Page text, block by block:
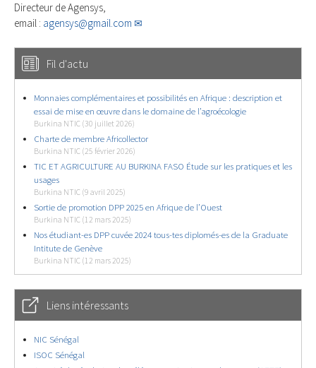
Directeur de Agensys,
email : agensys@gmail.com
Fil d'actu
Monnaies complémentaires et possibilités en Afrique : description et
essai de mise en œuvre dans le domaine de l’agroécologie
Burkina NTIC (30 juillet 2026)
Charte de membre Africollector
Burkina NTIC (25 février 2026)
TIC ET AGRICULTURE AU BURKINA FASO Étude sur les pratiques et les
usages
Burkina NTIC (9 avril 2025)
Sortie de promotion DPP 2025 en Afrique de l’Ouest
Burkina NTIC (12 mars 2025)
Nos étudiant-es DPP cuvée 2024 tous-tes diplomés-es de la Graduate
Intitute de Genève
Burkina NTIC (12 mars 2025)
Liens intéressants
NIC Sénégal
ISOC Sénégal